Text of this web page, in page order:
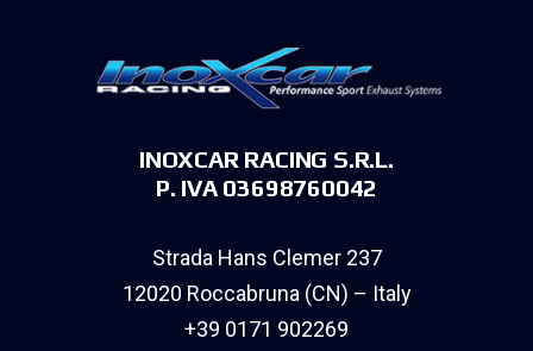
INOXCAR RACING S.R.L.
P. IVA 03698760042
Strada Hans Clemer 237
12020 Roccabruna (CN) – Italy
+39 0171 902269